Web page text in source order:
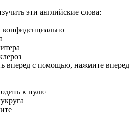
эти английские слова:
вперед с помощью, нажмите вперед
к нулю